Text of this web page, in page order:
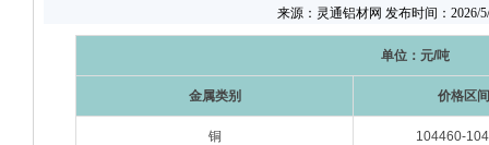
来源：灵通铝材网 发布时间：2026/
单位：元/吨
金属类别 价格区间
铜 104460-